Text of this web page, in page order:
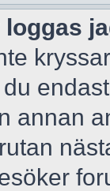
loggas
annan